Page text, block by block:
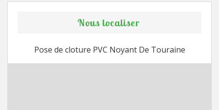
Nous localiser
Pose de cloture PVC Noyant De Touraine